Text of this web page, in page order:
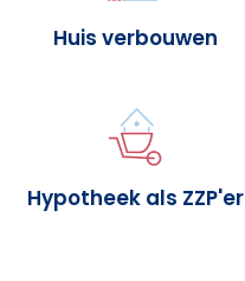
Huis verbouwen
Hypotheek als ZZP'er